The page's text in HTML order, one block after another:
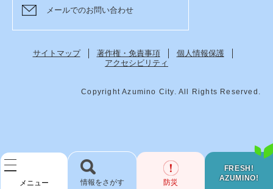
メニュー
FRESH!
AZUMINO!
検 防災
メールでのお問い合わせ
サイトマップ 著作権・免責事項
個人情報保護
アクセシビリティ
Copyright Azumino City. All Rights Reserved.